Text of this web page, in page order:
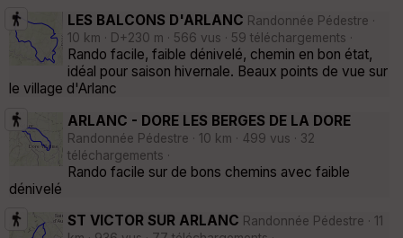
LES BALCONS D'ARLANC Randonnée Pédestre ·
10 km · D+230 m · 566 vus · 59 téléchargements ·
Rando facile, faible dénivelé, chemin en bon état,
idéal pour saison hivernale. Beaux points de vue sur
le village d'Arlanc
ARLANC - DORE LES BERGES DE LA DORE
Randonnée Pédestre · 10 km · 499 vus · 32
téléchargements ·
Rando facile sur de bons chemins avec faible
dénivelé
ST VICTOR SUR ARLANC Randonnée Pédestre · 11